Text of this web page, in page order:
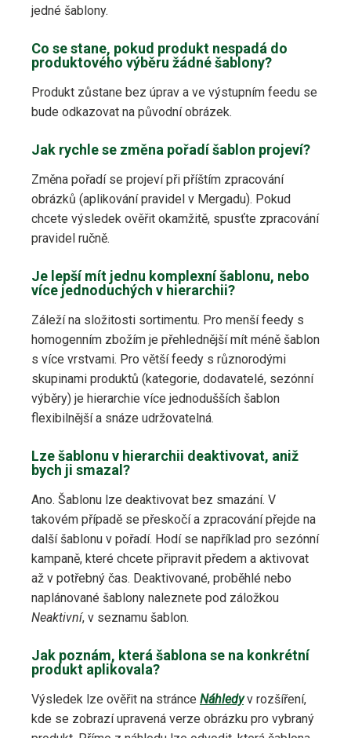
jedné šablony.
Co se stane, pokud produkt nespadá do
produktového výběru žádné šablony?
Produkt zůstane bez úprav a ve výstupním feedu se
bude odkazovat na původní obrázek.
Jak rychle se změna pořadí šablon projeví?
Změna pořadí se projeví při příštím zpracování
obrázků (aplikování pravidel v Mergadu). Pokud
chcete výsledek ověřit okamžitě, spusťte zpracování
pravidel ručně.
Je lepší mít jednu komplexní šablonu, nebo
více jednoduchých v hierarchii?
Záleží na složitosti sortimentu. Pro menší feedy s
homogenním zbožím je přehlednější mít méně šablon
s více vrstvami. Pro větší feedy s různorodými
skupinami produktů (kategorie, dodavatelé, sezónní
výběry) je hierarchie více jednodušších šablon
flexibilnější a snáze udržovatelná.
Lze šablonu v hierarchii deaktivovat, aniž
bych ji smazal?
Ano. Šablonu lze deaktivovat bez smazání. V
takovém případě se přeskočí a zpracování přejde na
další šablonu v pořadí. Hodí se například pro sezónní
kampaně, které chcete připravit předem a aktivovat
až v potřebný čas. Deaktivované, proběhlé nebo
naplánované šablony naleznete pod záložkou
Neaktivní, v seznamu šablon.
Jak poznám, která šablona se na konkrétní
produkt aplikovala?
Výsledek lze ověřit na stránce Náhledyv rozšíření,
kde se zobrazí upravená verze obrázku pro vybraný